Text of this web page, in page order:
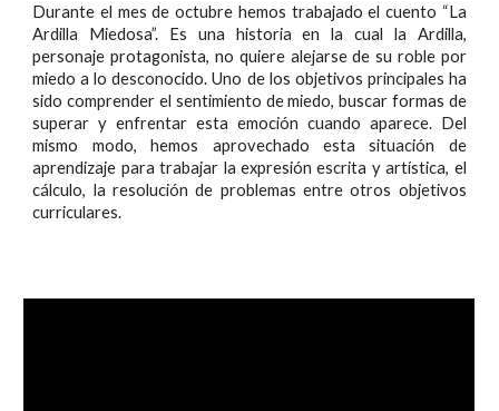
Durante el mes de octubre hemos trabajado el cuento “La
Ardilla Miedosa”. Es una historia en la cual la Ardilla,
personaje protagonista, no quiere alejarse de su roble por
miedo a lo desconocido. Uno de los objetivos principales ha
sido comprender el sentimiento de miedo, buscar formas de
superar y enfrentar esta emoción cuando aparece. Del
mismo modo, hemos aprovechado esta situación de
aprendizaje para trabajar la expresión escrita y artística, el
cálculo, la resolución de problemas entre otros objetivos
curriculares.